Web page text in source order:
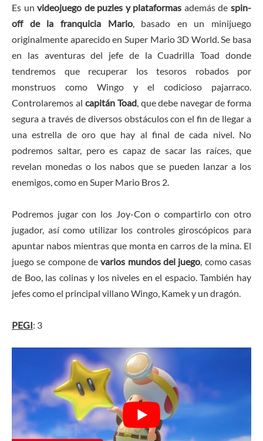
Es unvideojuego de puzles y plataformas además despin-
off de la franquicia Mario, basado en un minijuego
originalmente aparecido en Super Mario 3D World. Se basa
en las aventuras del jefe de la Cuadrilla Toad donde
tendremos que recuperar los tesoros robados por
monstruos como Wingo y el codicioso pajarraco.
Controlaremos al capitán Toad, que debe navegar de forma
segura a través de diversos obstáculos con el fin de llegar a
una estrella de oro que hay al final de cada nivel. No
podremos saltar, pero es capaz de sacar las raíces, que
revelan monedas o los nabos que se pueden lanzar a los
enemigos, como en Super Mario Bros 2.
Podremos jugar con los Joy-Con o compartirlo con otro
jugador, así como utilizar los controles giroscópicos para
apuntar nabos mientras que monta en carros de la mina. El
juego se compone devarios mundos del juego, como casas
de Boo, las colinas y los niveles en el espacio. También hay
jefes como el principal villano Wingo, Kamek y un dragón.
PEGI: 3